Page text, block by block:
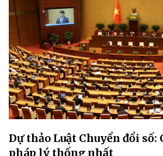
Dự thảo Luật Chuyển đổi số:
pháp lý thống nhất